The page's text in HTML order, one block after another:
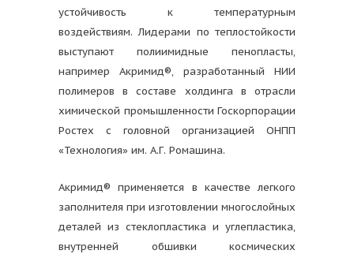
устойчивость к температурным
воздействиям. Лидерами по теплостойкости
выступают полиимидные пенопласты,
например Акримид®, разработанный НИИ
полимеров в составе холдинга в отрасли
химической промышленности Госкорпорации
Ростех с головной организацией ОНПП
«Технология» им. А.Г. Ромашина.
Акримид® применяется в качестве легкого
заполнителя при изготовлении многослойных
деталей из стеклопластика и углепластика,
внутренней обшивки космических